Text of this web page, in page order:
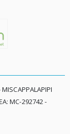
MC-292742 -